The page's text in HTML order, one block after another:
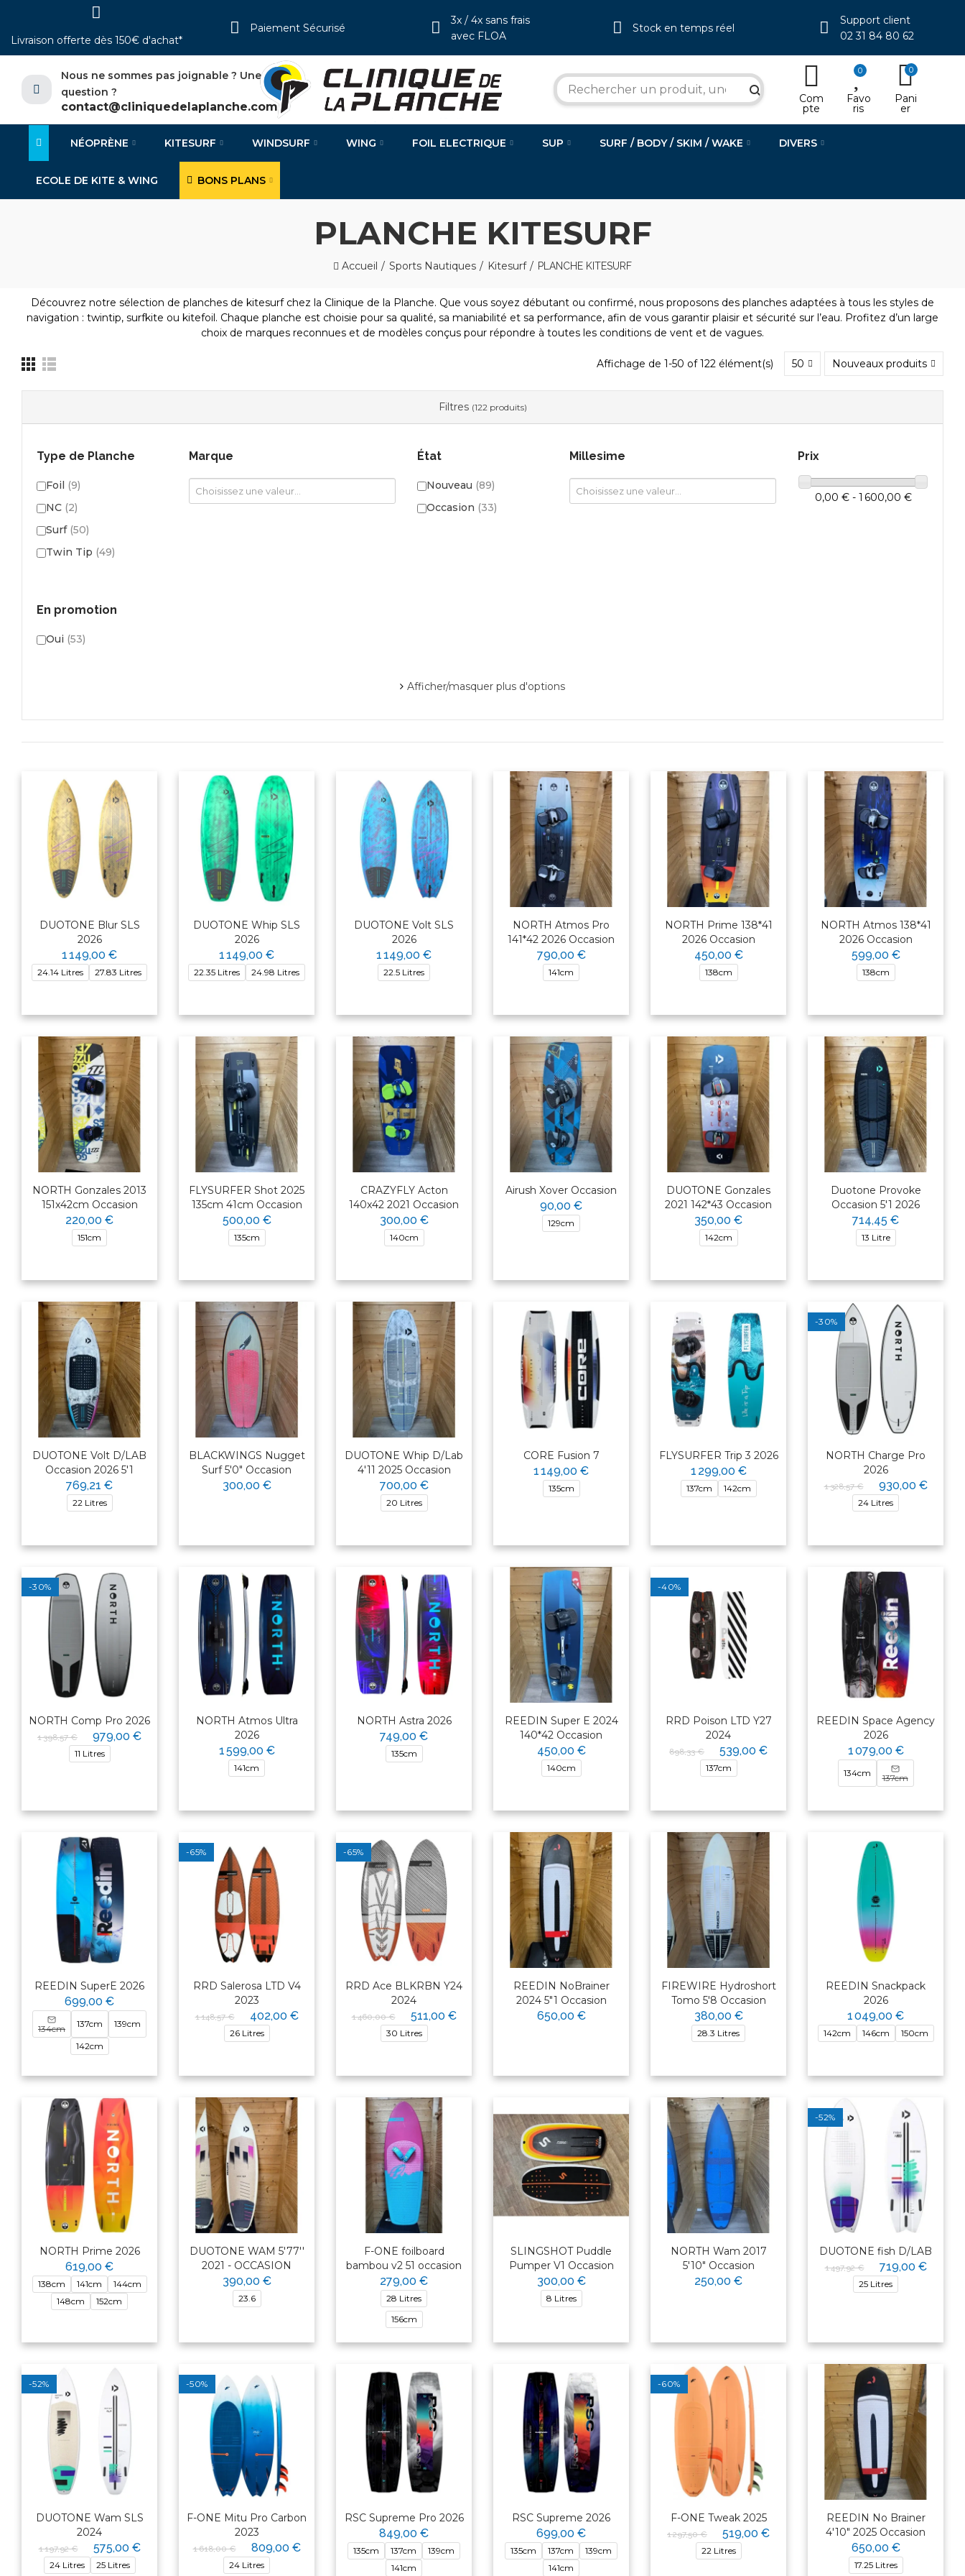
Livraison offerte dès 150€ d'achat*
Paiement Sécurisé
3x / 4x sans frais
avec FLOA
Stock en temps réel
Support client
02 31 84 80 62
Nous ne sommes pas joignable ? Une
question ?
contact@cliniquedelaplanche.com
search Com
pte
0
Favo
ris
0
Pani
er
NÉOPRÈNE KITESURF WINDSURF WING FOIL ELECTRIQUE SUP SURF / BODY / SKIM / WAKE DIVERS
ECOLE DE KITE & WING BONS PLANS
PLANCHE KITESURF
Accueil Sports Nautiques Kitesurf PLANCHE KITESURF
Découvrez notre sélection de planches de kitesurf chez la Clinique de la Planche. Que vous soyez débutant ou confirmé, nous proposons des planches adaptées à tous les styles de
navigation : twintip, surfkite ou kitefoil. Chaque planche est choisie pour sa qualité, sa maniabilité et sa performance, afin de vous garantir plaisir et sécurité sur l’eau. Profitez d’un large
choix de marques reconnues et de modèles conçus pour répondre à toutes les conditions de vent et de vagues.
Affichage de 1-50 of 122 élément(s) 50 Nouveaux produits
Filtres (122 produits)
Type de Planche
Foil (9)
NC (2)
Surf (50)
Twin Tip (49)
Marque État
Nouveau (89)
Occasion (33)
Millesime Prix
0,00 € - 1 600,00 €
En promotion
Oui (53)
Afficher/masquer plus d'options
DUOTONE Blur SLS
2026
1 149,00 €
24.14 Litres 27.83 Litres
DUOTONE Whip SLS
2026
1 149,00 €
22.35 Litres 24.98 Litres
DUOTONE Volt SLS
2026
1 149,00 €
22.5 Litres
NORTH Atmos Pro
141*42 2026 Occasion
790,00 €
141cm
NORTH Prime 138*41
2026 Occasion
450,00 €
138cm
NORTH Atmos 138*41
2026 Occasion
599,00 €
138cm
NORTH Gonzales 2013
151x42cm Occasion
220,00 €
151cm
FLYSURFER Shot 2025
135cm 41cm Occasion
500,00 €
135cm
CRAZYFLY Acton
140x42 2021 Occasion
300,00 €
140cm
Airush Xover Occasion
90,00 €
129cm
DUOTONE Gonzales
2021 142*43 Occasion
350,00 €
142cm
Duotone Provoke
Occasion 5'1 2026
714,45 €
13 Litre
DUOTONE Volt D/LAB
Occasion 2026 5'1
769,21 €
22 Litres
BLACKWINGS Nugget
Surf 5'0" Occasion
300,00 €
DUOTONE Whip D/Lab
4'11 2025 Occasion
700,00 €
20 Litres
CORE Fusion 7
1 149,00 €
135cm
FLYSURFER Trip 3 2026
1 299,00 €
137cm 142cm
-30%
NORTH Charge Pro
2026
1 328,57 € 930,00 €
24 Litres
-30%
NORTH Comp Pro 2026
1 398,57 € 979,00 €
11 Litres
NORTH Atmos Ultra
2026
1 599,00 €
141cm
NORTH Astra 2026
749,00 €
135cm
REEDIN Super E 2024
140*42 Occasion
450,00 €
140cm
-40%
RRD Poison LTD Y27
2024
898,33 € 539,00 €
137cm
REEDIN Space Agency
2026
1 079,00 €
134cm 137cm
REEDIN SuperE 2026
699,00 €
134cm 137cm 139cm
142cm
-65%
RRD Salerosa LTD V4
2023
1 148,57 € 402,00 €
26 Litres
-65%
RRD Ace BLKRBN Y24
2024
1 460,00 € 511,00 €
30 Litres
REEDIN NoBrainer
2024 5"1 Occasion
650,00 €
FIREWIRE Hydroshort
Tomo 5'8 Occasion
380,00 €
28.3 Litres
REEDIN Snackpack
2026
1 049,00 €
142cm 146cm 150cm
NORTH Prime 2026
619,00 €
138cm 141cm
144cm
148cm
152cm
DUOTONE WAM 5'77''
2021 - OCCASION
390,00 €
23.6
F-ONE foilboard
bambou v2 51 occasion
279,00 €
28 Litres
156cm
SLINGSHOT Puddle
Pumper V1 Occasion
300,00 €
8 Litres
NORTH Wam 2017
5'10" Occasion
250,00 €
-52%
DUOTONE fish D/LAB
1 497,92 € 719,00 €
25 Litres
-52%
DUOTONE Wam SLS
2024
1 197,92 € 575,00 €
24 Litres 25 Litres
-50%
F-ONE Mitu Pro Carbon
2023
1 618,00 € 809,00 €
24 Litres
RSC Supreme Pro 2026
849,00 €
135cm 137cm
139cm
141cm
RSC Supreme 2026
699,00 €
135cm 137cm
139cm
141cm
-60%
F-ONE Tweak 2025
1 297,50 € 519,00 €
22 Litres
REEDIN No Brainer
4'10" 2025 Occasion
650,00 €
17.25 Litres